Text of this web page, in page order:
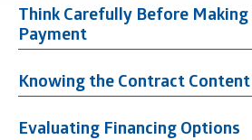
Think Carefully Before Making
Payment
Knowing the Contract Content
Evaluating Financing Options